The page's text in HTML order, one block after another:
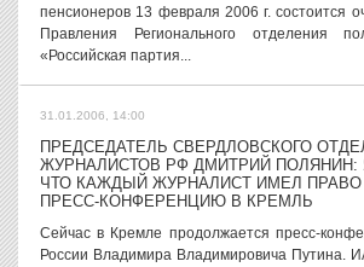
пенсионеров 13 февраля 2006 г. состоится
Правления Регионального отделения
«Российская партия...
31.01.2006, 14:00
ПРЕДСЕДАТЕЛЬ СВЕРДЛОВСКОГО
ЖУРНАЛИСТОВ РФ ДМИТРИЙ ПОЛЯНИН:
ЧТО КАЖДЫЙ ЖУРНАЛИСТ ИМЕЛ
ПРЕСС-КОНФЕРЕНЦИЮ В КРЕМЛЬ
Сейчас в Кремле продолжается пресс-
России Владимира Владимировича Путина.